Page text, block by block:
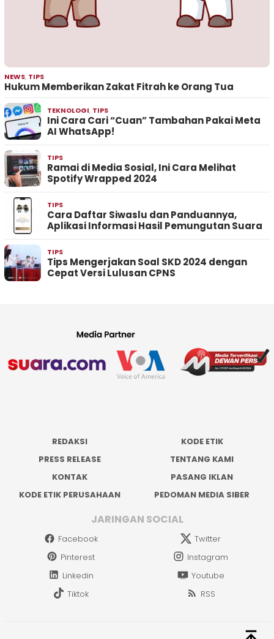
NEWS, TIPS
Hukum Memberikan Zakat Fitrah ke Orang Tua
TEKNOLOGI, TIPS
Ini Cara Cari “Cuan” Tambahan Pakai Meta
AI WhatsApp!
TIPS
Ramai di Media Sosial, Ini Cara Melihat
Spotify Wrapped 2024
TIPS
Cara Daftar Siwaslu dan Panduannya,
Aplikasi Informasi Hasil Pemungutan Suara
TIPS
Tips Mengerjakan Soal SKD 2024 dengan
Cepat Versi Lulusan CPNS
REDAKSI
KODE ETIK
PRESS RELEASE
TENTANG KAMI
KONTAK
PASANG IKLAN
KODE ETIK PERUSAHAAN
PEDOMAN MEDIA SIBER
JARINGAN SOCIAL
Facebook
Twitter
Pinterest
Instagram
Linkedin
Youtube
Tiktok
RSS